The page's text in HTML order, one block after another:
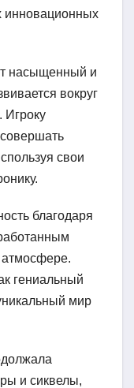
инновационных
насыщенный и
вокруг
Игроку
свои
благодаря
гениальный
мир
и сиквелы,